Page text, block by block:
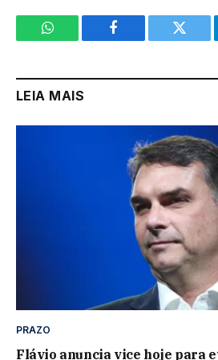
WhatsApp Facebook
LEIA MAIS
PRAZO
Flávio anuncia vice hoje para